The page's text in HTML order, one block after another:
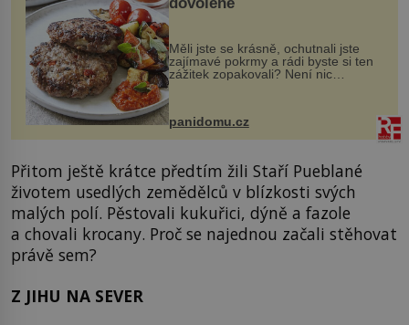
dovolené
Měli jste se krásně, ochutnali jste
zajímavé pokrmy a rádi byste si ten
zážitek zopakovali? Není nic
snazšího. Pljeskavica (10 porcí)
Možná jste ji ochutnali na dovolené v
panidomu.cz
Přitom ještě krátce předtím žili Staří Pueblané
životem usedlých zemědělců v blízkosti svých
malých polí. Pěstovali kukuřici, dýně a fazole
a chovali krocany. Proč se najednou začali stěhovat
právě sem?
Z JIHU NA SEVER